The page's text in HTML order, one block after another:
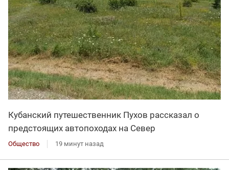
Кубанский путешественник Пухов рассказал о
предстоящих автопоходах на Север
Общество 19 минут назад